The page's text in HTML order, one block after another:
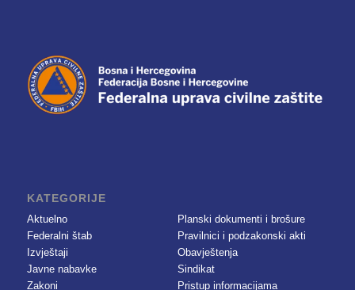
KATEGORIJE
Aktuelno
Federalni štab
Izvještaji
Javne nabavke
Zakoni
Planski dokumenti i brošure
Pravilnici i podzakonski akti
Obavještenja
Sindikat
Pristup informacijama